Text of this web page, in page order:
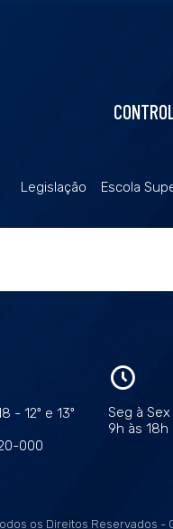
Legislação Escola
- 12º e 13º
000
Seg à Sex
9h às 18h
os Direitos Reservados -